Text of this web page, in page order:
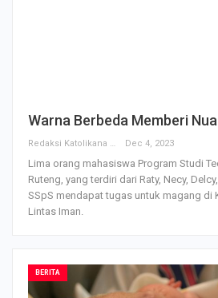
Warna Berbeda Memberi
Redaksi Katolikana Dec 4, 2023
Lima orang mahasiswa Program Studi
Ruteng, yang terdiri dari Raty, Necy,
SSpS mendapat tugas untuk magang di
Lintas Iman.
BERITA